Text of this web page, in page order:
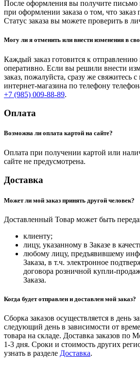
После оформления вы получите письмо
при оформлении заказа о том, что заказ
Статус заказа вы можете проверить в
Могу ли я отменить или внести изменения в
Каждый заказ готовится к
оперативно. Если вы решили внести
заказ, пожалуйста, сразу же свяжитесь
интернет-магазина по телефону
+7 (985) 009-88-89.
Оплата
Возможна ли оплата картой на сайте?
Оплата при получении картой или
сайте не предусмотрена.
Доставка
Может ли мой заказ принять другой человек?
Доставленный Товар может быть
клиенту;
лицу, указанному в Заказе в
любому лицу, предъявившему
Заказа, в т.ч. электронное
договора розничной купли-
Заказа.
Когда будет отправлен и доставлен мой заказ?
Сборка заказов осуществляется в день
следующий день в зависимости от
товара на складе. Доставка заказов по
1-3 дня. Сроки и стоимость других
узнать в разделе Доставка.